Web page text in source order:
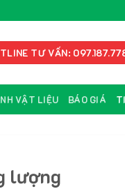
TƯ VẤN:
VẬT LIỆU BÁO GIÁ
lượng